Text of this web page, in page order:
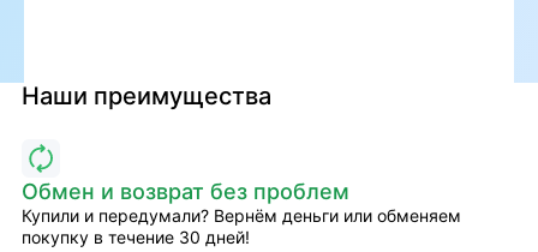
Наши преимущества
Обмен и возврат без проблем
Купили и передумали? Вернём деньги или обменяем
покупку в течение 30 дней!